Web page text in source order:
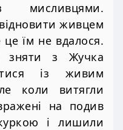
живцем
це їм не вдалося.
зняти з Жучка
із живим
коли витягли
на подив
і лишили